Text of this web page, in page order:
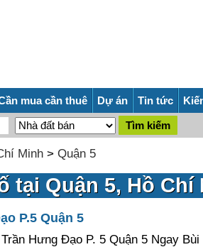
mua cần thuê Dự án Tin tức
Minh> Quận 5
tại Quận 5, Hồ Chí
P.5 Quận 5
Hưng Đạo P. 5 Quận 5 Ngay Bùi